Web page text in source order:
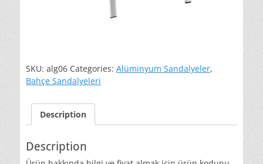
SKU: alg06 Categories: Alüminyum Sandalyeler,
Bahçe Sandalyeleri
Description
Description